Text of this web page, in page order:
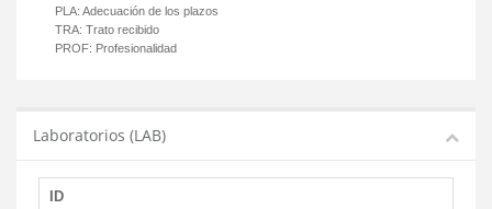
PLA: Adecuación de los plazos
TRA: Trato recibido
PROF: Profesionalidad
Laboratorios (LAB)
ID